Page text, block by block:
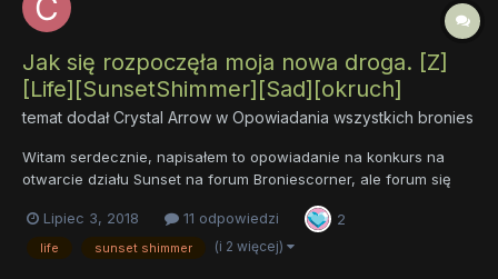
Jak się rozpoczęła moja nowa droga. [Z]
[Life][SunsetShimmer][Sad][okruch]
temat dodałCrystal Arrow w Opowiadania wszystkich bronies
Witam serdecznie, napisałem to opowiadanie na konkurs na
otwarcie działu Sunset na forum Broniescorner, ale forum się
Jest to prequel opowiadania "nauka a magia" i opowiada o tym,
dlaczego Sunset postanawia uciec przez kryształowe lustro d...
Lipiec 3, 2018 11 odpowiedzi 2
life sunset shimmer (i 2 więcej)